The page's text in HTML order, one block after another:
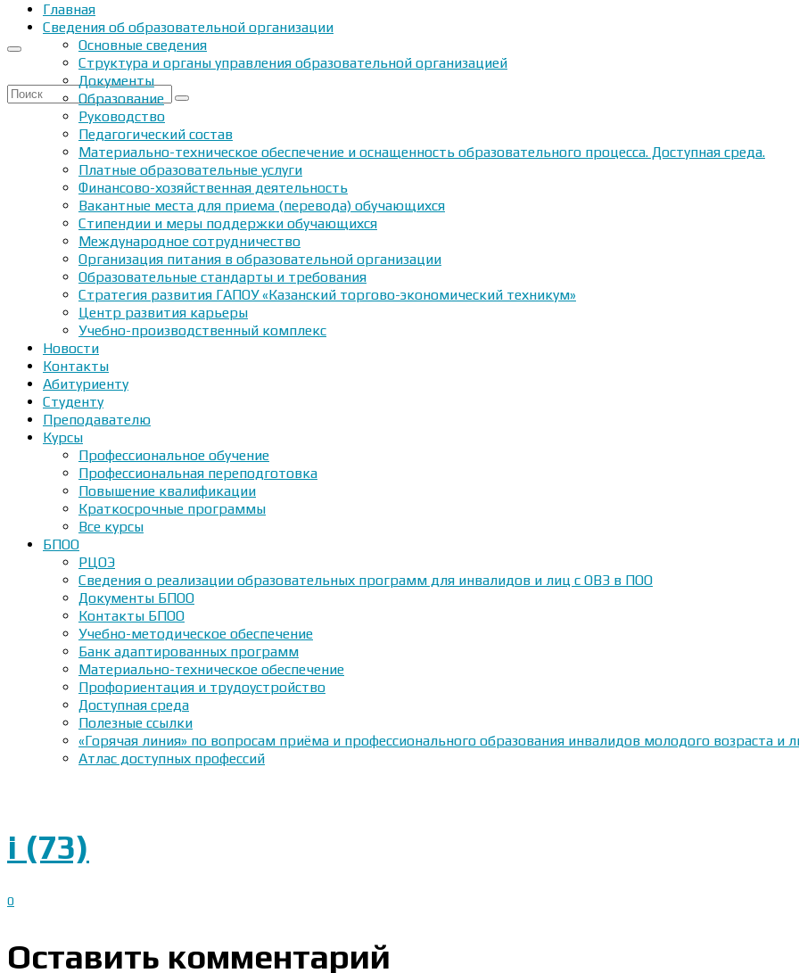
Искать:
Главная
Сведения об образовательной организации
Основные сведения
Структура и органы управления образовательной организацией
Документы
Образование
Руководство
Педагогический состав
Материально-техническое обеспечение и оснащенность образовательного процесса. Доступная среда.
Платные образовательные услуги
Финансово-хозяйственная деятельность
Вакантные места для приема (перевода) обучающихся
Стипендии и меры поддержки обучающихся
Международное сотрудничество
Организация питания в образовательной организации
Образовательные стандарты и требования
Стратегия развития ГАПОУ «Казанский торгово-экономический техникум»
Центр развития карьеры
Учебно-производственный комплекс
Новости
Контакты
Абитуриенту
Студенту
Преподавателю
Курсы
Профессиональное обучение
Профессиональная переподготовка
Повышение квалификации
Краткосрочные программы
Все курсы
БПОО
РЦОЭ
Сведения о реализации образовательных программ для инвалидов и лиц с ОВЗ в ПОО
Документы БПОО
Контакты БПОО
Учебно-методическое обеспечение
Банк адаптированных программ
Материально-техническое обеспечение
Профориентация и трудоустройство
Доступная среда
Полезные ссылки
«Горячая линия» по вопросам приёма и профессионального образования инвалидов молодого возраста
Атлас доступных профессий
i (73)
0
Оставить комментарий